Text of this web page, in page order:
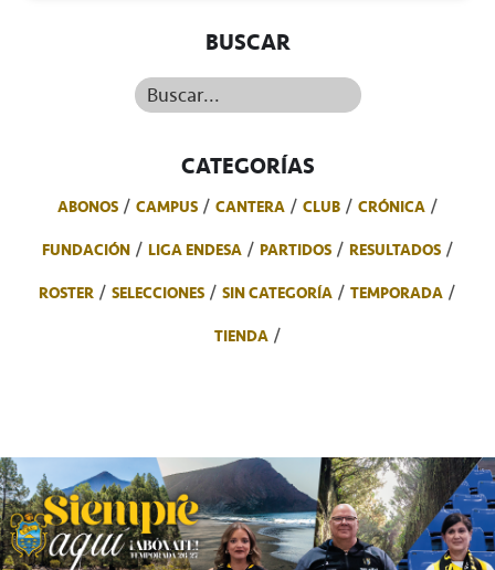
BUSCAR
Buscar...
CATEGORÍAS
ABONOS CAMPUS CANTERA CLUB
CRÓNICA
FUNDACIÓN
LIGA ENDESA PARTIDOS
RESULTADOS
ROSTER
SELECCIONES SIN CATEGORÍA
TEMPORADA
TIENDA